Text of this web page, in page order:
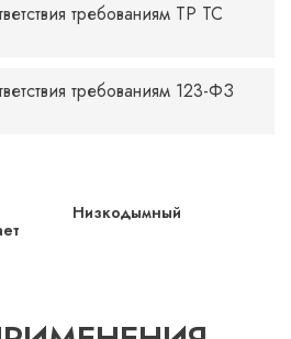
требованиям ТР ТС
требованиям 123-ФЗ
Низкодымный